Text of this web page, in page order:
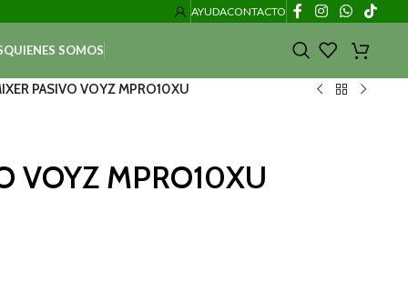
AYUDACONTACTO
QUIENES SOMOS
PASIVO VOYZ MPRO10XU
VOYZ MPRO10XU